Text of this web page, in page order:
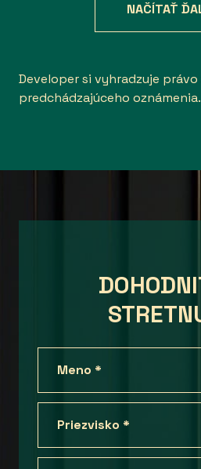
NAČÍTAŤ
Developer si vyhradzuje
predchádzajúceho oznámenia.